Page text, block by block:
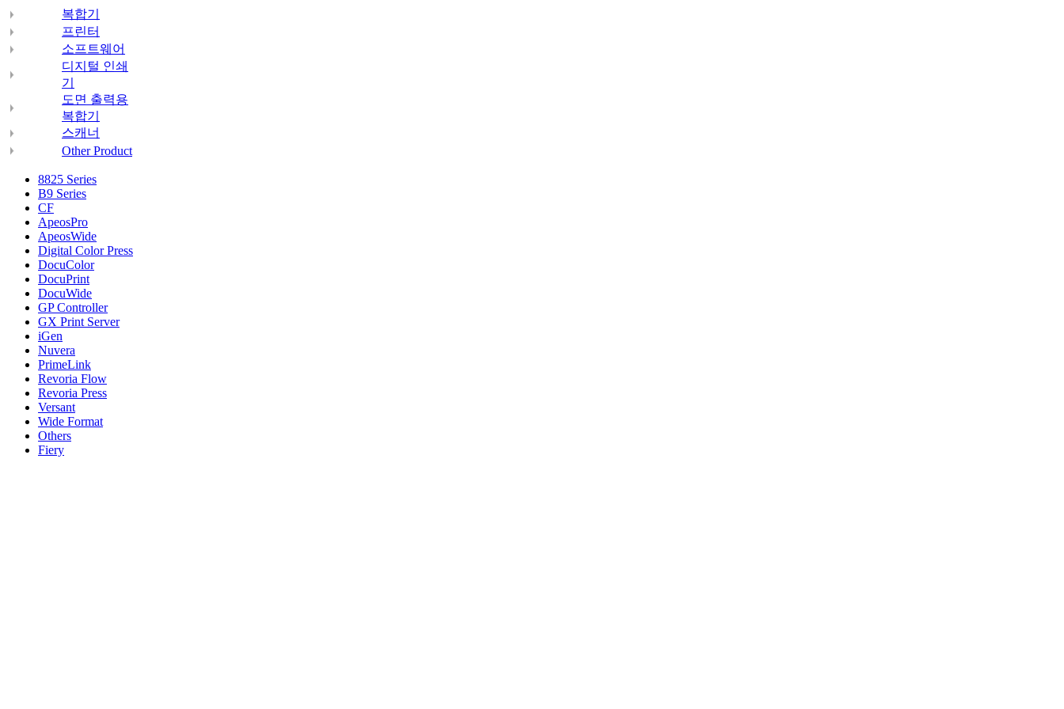
복합기
프린터
소프트웨어
디지털 인쇄
기
도면 출력용
복합기
스캐너
Other Product
8825 Series
B9 Series
CF
ApeosPro
ApeosWide
Digital Color Press
DocuColor
DocuPrint
DocuWide
GP Controller
GX Print Server
iGen
Nuvera
PrimeLink
Revoria Flow
Revoria Press
Versant
Wide Format
Others
Fiery